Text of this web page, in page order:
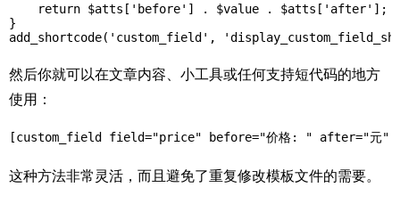
    return $atts['before'] . $value . $atts['after'];
}
add_shortcode('custom_field',
然后你就可以在文章内容、小工具或任何支持短代码的地方
使用：
[custom_field field="price" before="价格: " after="元"]
这种方法非常灵活，而且避免了重复修改模板文件的需要。